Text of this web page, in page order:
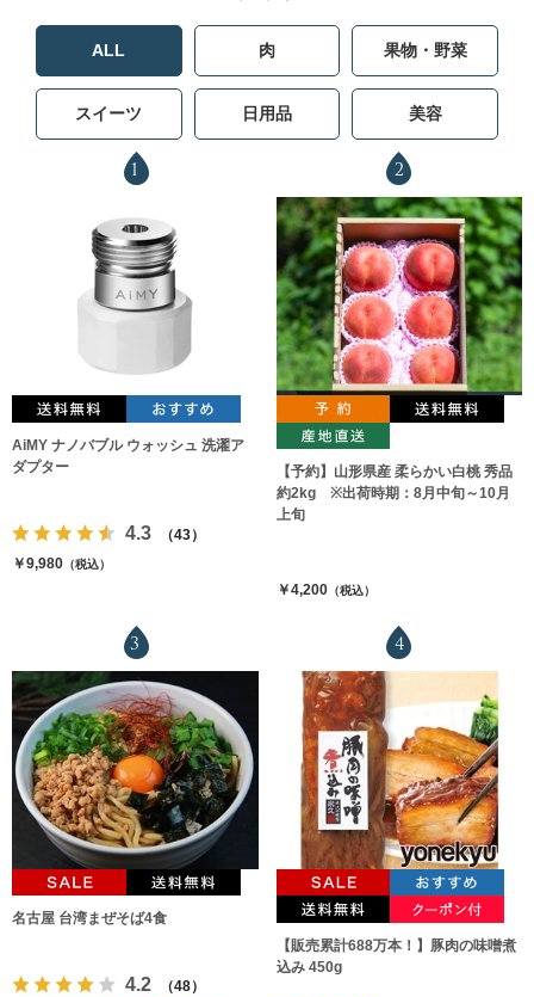
ALL 肉 果物・野菜
スイーツ 日用品 美容
1
AiMY ナノバブル ウォッシュ 洗濯ア
ダプター
4.3
（43）
￥9,980 （税込）
2
【予約】山形県産 柔らかい白桃 秀品
約2kg ※出荷時期：8月中旬～10月
上旬
￥4,200（税込）
3
名古屋 台湾まぜそば4食
4.2 （48）
4
【販売累計688万本！】豚肉の味噌煮
込み 450g